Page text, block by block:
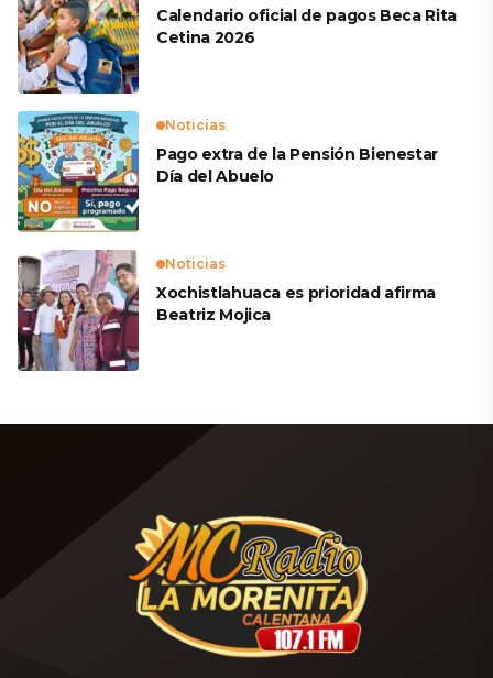
Calendario oficial de pagos Beca Rita
Cetina 2026
Noticias
Pago extra de la Pensión Bienestar
Día del Abuelo
Noticias
Xochistlahuaca es prioridad afirma
Beatriz Mojica